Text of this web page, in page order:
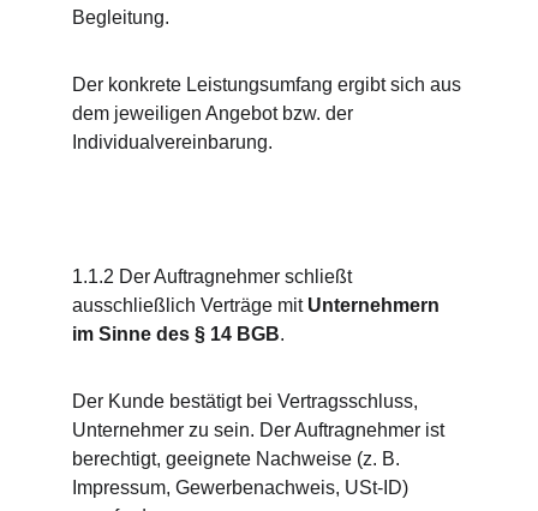
Begleitung.
Der konkrete Leistungsumfang ergibt sich aus
dem jeweiligen Angebot bzw. der
Individualvereinbarung.
1.1.2 Der Auftragnehmer schließt
ausschließlich Verträge mit Unternehmern
im Sinne des § 14 BGB.
Der Kunde bestätigt bei Vertragsschluss,
Unternehmer zu sein. Der Auftragnehmer ist
berechtigt, geeignete Nachweise (z. B.
Impressum, Gewerbenachweis, USt-ID)